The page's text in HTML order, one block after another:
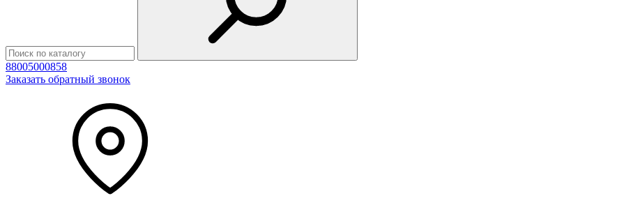
88005000858
Заказать обратный звонок